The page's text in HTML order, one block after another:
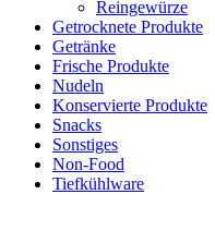
Reingewürze
Getrocknete Produkte
Getränke
Frische Produkte
Nudeln
Konservierte Produkte
Snacks
Sonstiges
Non-Food
Tiefkühlware